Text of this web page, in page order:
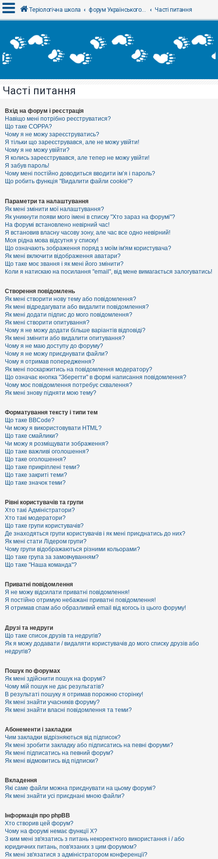
х
і
Р
є
с
т
р
а
ц
і
я
Т
м
и
б
е
з
в
і
д
п
о
в
і
е
й
А
к
т
и
в
н
і
т
е
м
и
П
о
ш
у
к
Д
о
п
о
г
а
Теріологічна школа форум Українського теріологічного товариства Часті питання
Часті питання
Вхід на форум і реєстрація
Навіщо мені потрібно реєструватися?
Що таке COPPA?
Чому я не можу зареєструватись?
Я тільки що зареєструвався, але не можу увійти!
Чому я не можу увійти?
Я колись зареєструвався, але тепер не можу увійти!
Я забув пароль!
Чому мені постійно доводиться вводити ім’я і пароль?
Що робить функція "Видалити файли cookie"?
Параметри та налаштування
Як мені змінити мої налаштування?
Як уникнути появи мого імені в списку "Хто зараз на форумі"?
На форумі встановлено невірний час!
Я встановив власну часову зону, але час все одно невірний!
Моя рідна мова відсутня у списку!
Що означають зображення поряд з моїм ім'ям користувача?
Як мені включити відображення аватари?
Що таке моє звання і як мені його змінити?
Коли я натискаю на посилання "email", від мене вимагається залогуватись!
Створення повідомлень
Як мені створити нову тему або повідомлення?
Як мені відредагувати або видалити повідомлення?
Як мені додати підпис до мого повідомлення?
Як мені створити опитування?
Чому я не можу додати більше варіантів відповіді?
Як мені змінити або видалити опитування?
Чому я не маю доступу до форуму?
Чому я не можу приєднувати файли?
Чому я отримав попередження?
Як мені поскаржитись на повідомлення модератору?
Що означає кнопка "Зберегти" в формі написання повідомлення?
Чому моє повідомлення потребує схвалення?
Як мені знову підняти мою тему?
Форматування тексту і типи тем
Що таке BBCode?
Чи можу я використовувати HTML?
Що таке смайлики?
Чи можу я розміщувати зображення?
Що таке важливі оголошення?
Що таке оголошення?
Що таке прикріплені теми?
Що таке закриті теми?
Що таке значок теми?
Рівні користувачів та групи
Хто такі Адміністратори?
Хто такі модератори?
Що таке групи користувачів?
Де знаходяться групи користувачів і як мені приєднатись до них?
Як мені стати Лідером групи?
Чому групи відображаються різними кольорами?
Що таке група за замовчуванням?
Що таке "Наша команда"?
Приватні повідомлення
Я не можу відсилати приватні повідомлення!
Я постійно отримую небажані приватні повідомлення!
Я отримав спам або образливий email від когось із цього форуму!
Друзі та недруги
Що таке список друзів та недругів?
Як я можу додавати / видаляти користувачів до мого списку друзів або
недругів?
Пошук по форумах
Як мені здійснити пошук на форумі?
Чому мій пошук не дає результатів?
В результаті пошуку я отримав порожню сторінку!
Як мені знайти учасників форуму?
Як мені знайти власні повідомлення та теми?
Абонементи і закладки
Чим закладки відрізняються від підписок?
Як мені зробити закладку або підписатись на певні форуми?
Як мені підписатись на певний форум?
Як мені відмовитись від підписки?
Вкладення
Які саме файли можна приєднувати на цьому форумі?
Як мені знайти усі приєднані мною файли?
Інформація про phpBB
Хто створив цей форум?
Чому на форумі немає функції X?
З ким мені зв'язатись з питань некоректного використання і / або
юридичних питань, пов'язаних з цим форумом?
Як мені зв'язатися з адміністратором конференції?